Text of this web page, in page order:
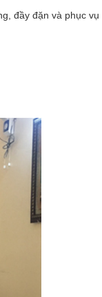
đầy đặn và phục vụ